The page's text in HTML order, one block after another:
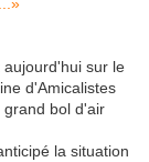
sur le
d'Amicalistes
bol d'air
la situation